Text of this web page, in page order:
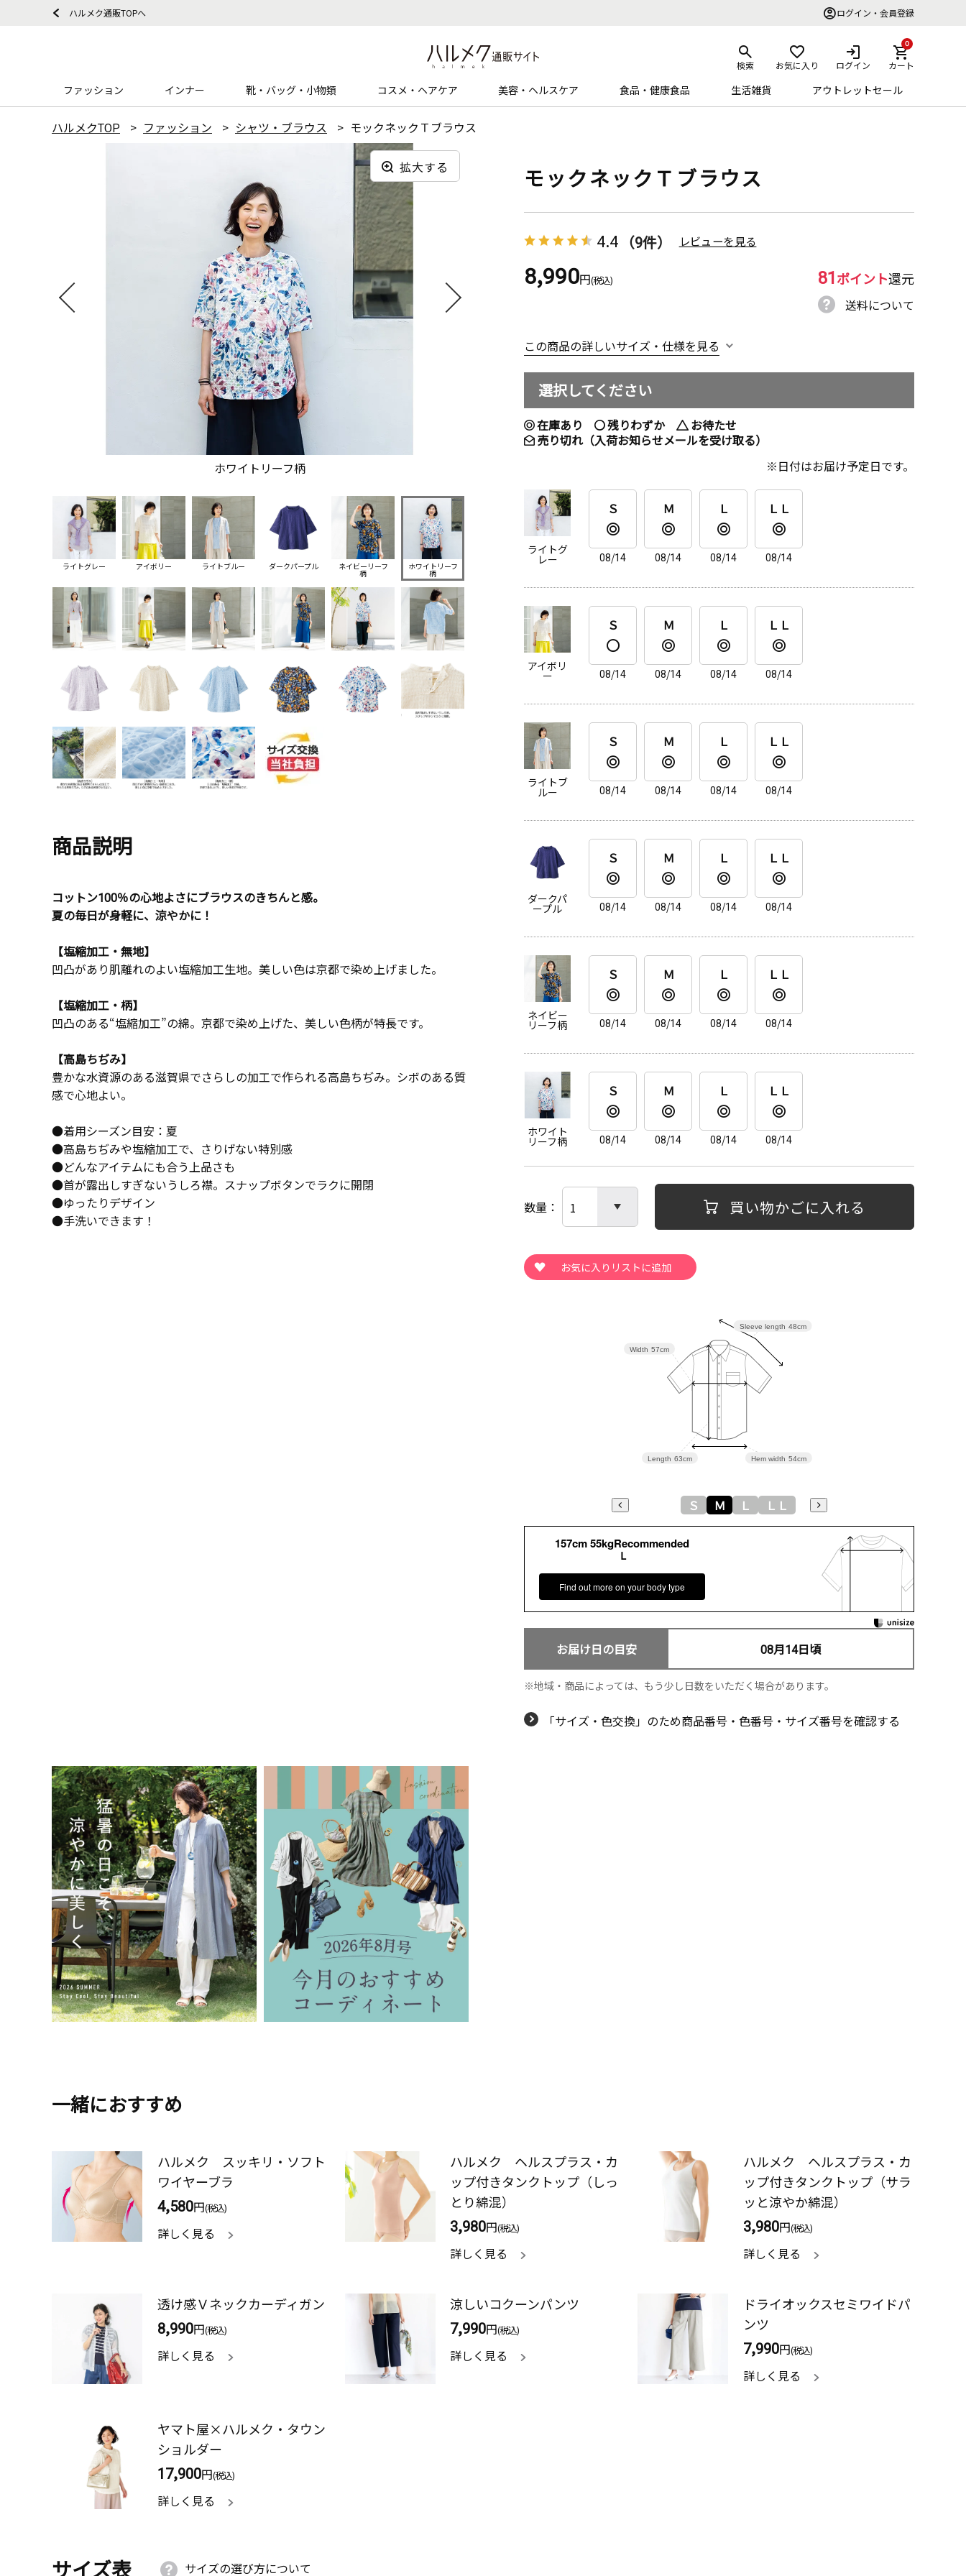
ハルメク通販TOPへ ログイン・会員登録
検索 お気に入り ログイン
0
カート
ファッション インナー 靴・バッグ・小物類 コスメ・ヘアケア 美容・ヘルスケア 食品・健康食品 生活雑貨 アウトレットセール
ハルメクTOP ファッション シャツ・ブラウス モックネックＴブラウス
ホワイトリーフ柄
拡大する
ライトグレー アイボリー ライトブルー ダークパープル ネイビーリーフ
柄
ホワイトリーフ
柄
商品説明
コットン100％の心地よさにブラウスのきちんと感。
夏の毎日が身軽に、涼やかに！
【塩縮加工・無地】
凹凸があり肌離れのよい塩縮加工生地。美しい色は京都で染め上げました。
【塩縮加工・柄】
凹凸のある“塩縮加工”の綿。京都で染め上げた、美しい色柄が特長です。
【高島ちぢみ】
豊かな水資源のある滋賀県でさらしの加工で作られる高島ちぢみ。シボのある質
感で心地よい。
●着用シーズン目安：夏
●高島ちぢみや塩縮加工で、さりげない特別感
●どんなアイテムにも合う上品さも
●首が露出しすぎないうしろ襟。スナップボタンでラクに開閉
●ゆったりデザイン
●手洗いできます！
モックネックＴブラウス
4.4 （9件） レビューを見る
8,990円(税込) 81ポイント還元
送料について
この商品の詳しいサイズ・仕様を見る
選択してください
在庫あり 残りわずか
お待たせ
売り切れ（入荷お知らせメールを受け取る）
日付はお届け予定日です。
ライトグ
レー
Ｓ
08/14
Ｍ
08/14
Ｌ
08/14
ＬＬ
08/14
アイボリ
ー
Ｓ
08/14
Ｍ
08/14
Ｌ
08/14
ＬＬ
08/14
ライトブ
ルー
Ｓ
08/14
Ｍ
08/14
Ｌ
08/14
ＬＬ
08/14
ダークパ
ープル
Ｓ
08/14
Ｍ
08/14
Ｌ
08/14
ＬＬ
08/14
ネイビー
リーフ柄
Ｓ
08/14
Ｍ
08/14
Ｌ
08/14
ＬＬ
08/14
ホワイト
リーフ柄
Ｓ
08/14
Ｍ
08/14
Ｌ
08/14
ＬＬ
08/14
数量 買い物かごに入れる
Hem width 54cm
Sleeve length 48cm
Length 63cm
Width 57cm
Ｓ Ｍ Ｌ ＬＬ
157cm 55kgRecommended
Ｌ
Find out more on your body type
お届け日の目安 08月14日頃
地域・商品によっては、もう少し日数をいただく場合があります。
「サイズ・色交換」のため商品番号・色番号・サイズ番号を確認する
一緒におすすめ
ハルメク スッキリ・ソフト
ワイヤーブラ
4,580円(税込)
詳しく見る
ハルメク ヘルスプラス・カ
ップ付きタンクトップ（しっ
とり綿混）
3,980円(税込)
詳しく見る
ハルメク ヘルスプラス・カ
ップ付きタンクトップ（サラ
ッと涼やか綿混）
3,980円(税込)
詳しく見る
透け感Ｖネックカーディガン
8,990円(税込)
詳しく見る
涼しいコクーンパンツ
7,990円(税込)
詳しく見る
ドライオックスセミワイドパ
ンツ
7,990円(税込)
詳しく見る
ヤマト屋×ハルメク・タウン
ショルダー
17,900円(税込)
詳しく見る
サイズ表 サイズの選び方について